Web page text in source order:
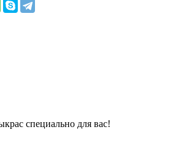
специально для вас!